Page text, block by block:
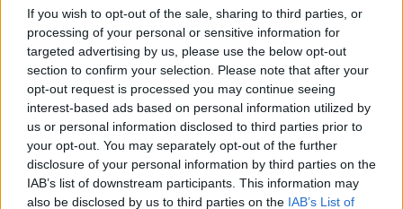
If you wish to opt-out of the sale, sharing to third parties, or
processing of your personal or sensitive information for
targeted advertising by us, please use the below opt-out
section to confirm your selection. Please note that after your
opt-out request is processed you may continue seeing
interest-based ads based on personal information utilized by
us or personal information disclosed to third parties prior to
your opt-out. You may separately opt-out of the further
disclosure of your personal information by third parties on the
IAB’s list of downstream participants. This information may
also be disclosed by us to third parties on the IAB’s List of
εκπαίδευσης βάζεις στο αστυνομικό τμήμα
22ετών, κοπέλα, να προσφέρει τι; Δεν
πρέπει να είναι με συναδέρφους, να
μαθαίνει;».